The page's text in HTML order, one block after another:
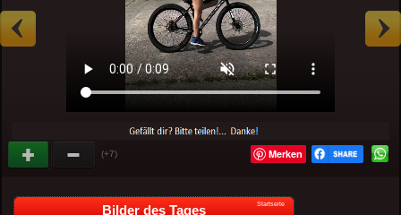
(+7) Merken
Bilder des Tages Startseite